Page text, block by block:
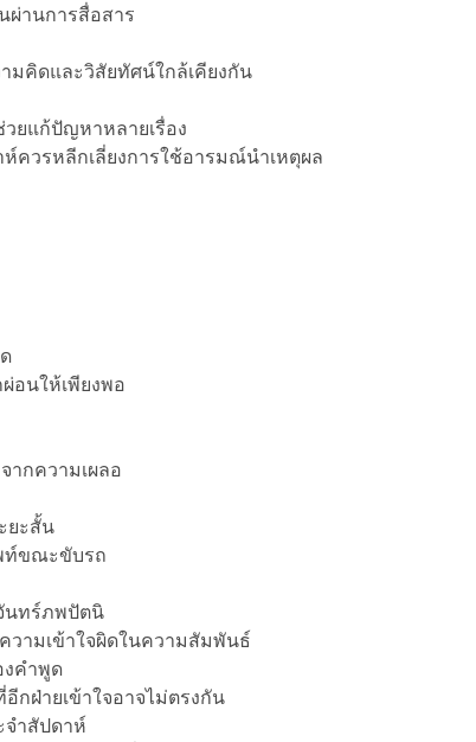
ผ่านการสื่อสาร
มคิดและวิสัยทัศน์ใกล้เคียงกัน
ยแก้ปัญหาหลายเรื่อง
ควรหลีกเลี่ยงการใช้อารมณ์นำเหตุผล
อนให้เพียงพอ
ากความเผลอ
ยะสั้น
ท์ขณะขับรถ
นทร์ภพปัตนิ
วามเข้าใจผิดในความสัมพันธ์
งคำพูด
กฝ่ายเข้าใจอาจไม่ตรงกัน
ำสัปดาห์